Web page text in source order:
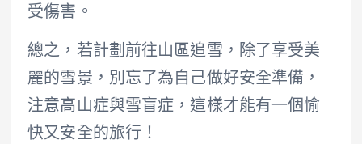
受傷害。
總之，若計劃前往山區追雪，除了享受美
麗的雪景，別忘了為自己做好安全準備，
注意高山症與雪盲症，這樣才能有一個愉
快又安全的旅行！